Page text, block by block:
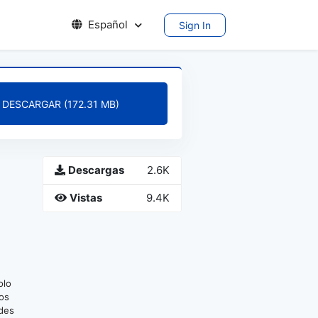
Español Sign In
DESCARGAR (172.31 MB)
Descargas 2.6K
Vistas 9.4K